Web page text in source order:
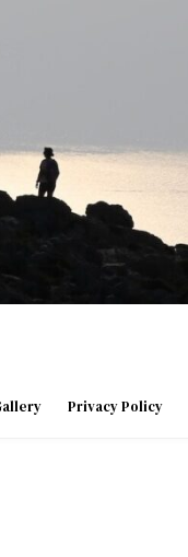
Privacy Policy